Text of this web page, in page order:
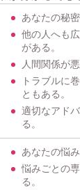
あなたの秘密
他の人へも
がある。
人間関係が悪
トラブルに
ともある。
適切なアド
る。
あなたの悩
悩みごとの
る。